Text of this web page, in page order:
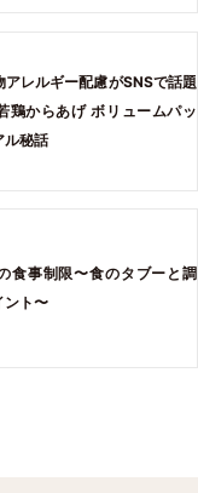
アレルギー配慮がSNSで話題
鶏からあげ ボリュームパッ
ル秘話
食事制限〜食のタブーと調
ント〜